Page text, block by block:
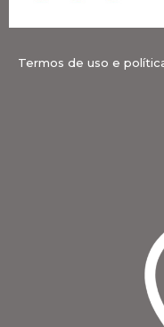
Termos de uso e